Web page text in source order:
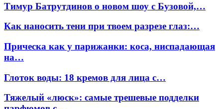
Тимур Батрутдинов о новом шоу с Бузовой,…
Как наносить тени при твоем разрезе глаз:…
Прическа как у парижанки: коса, ниспадающая
на…
Глоток воды: 18 кремов для лица с…
Тяжелый «люск»: самые трешевые подделки